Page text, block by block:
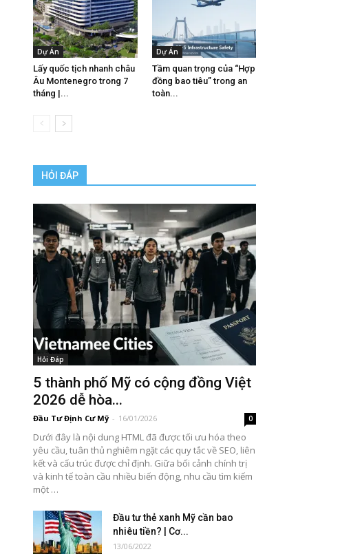
Dự Án
Lấy quốc tịch nhanh châu
Âu Montenegro trong 7
tháng |...
Dự Án
Tầm quan trọng của “Hợp
đồng bao tiêu” trong an
toàn...
HỎI ĐÁP
Hỏi Đáp
5 thành phố Mỹ có cộng đồng Việt
2026 dễ hòa...
Đầu Tư Định Cư Mỹ - 16/01/2026 0
Dưới đây là nội dung HTML đã được tối ưu hóa theo
yêu cầu, tuân thủ nghiêm ngặt các quy tắc về SEO, liên
kết và cấu trúc được chỉ định. Giữa bối cảnh chính trị
và kinh tế toàn cầu nhiều biến động, nhu cầu tìm kiếm
một …
Đầu tư thẻ xanh Mỹ cần bao
nhiêu tiền? | Cơ...
13/06/2022